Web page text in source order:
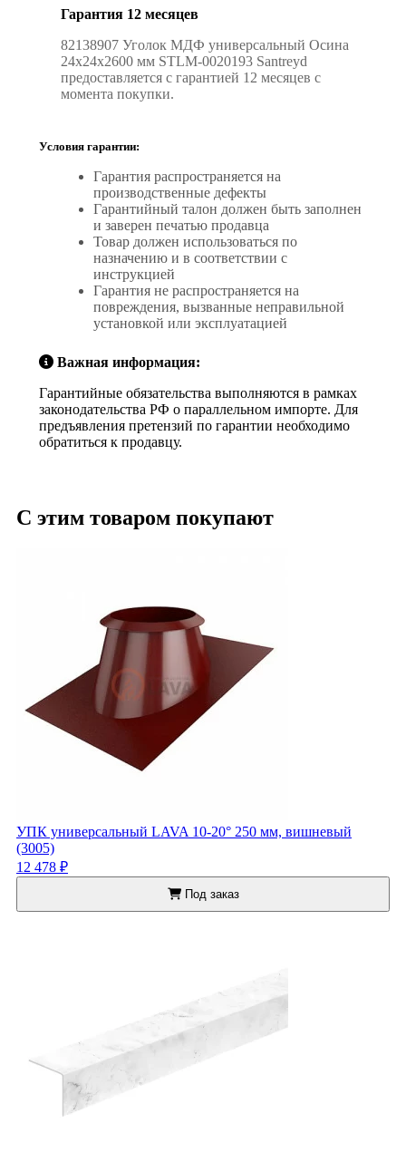
Гарантия 12 месяцев
82138907 Уголок МДФ универсальный Осина
24x24x2600 мм STLM-0020193 Santreyd
предоставляется с гарантией 12 месяцев с
момента покупки.
Условия гарантии:
Гарантия распространяется на
производственные дефекты
Гарантийный талон должен быть заполнен
и заверен печатью продавца
Товар должен использоваться по
назначению и в соответствии с
инструкцией
Гарантия не распространяется на
повреждения, вызванные неправильной
установкой или эксплуатацией
Важная информация:
Гарантийные обязательства выполняются в рамках
законодательства РФ о параллельном импорте. Для
предъявления претензий по гарантии необходимо
обратиться к продавцу.
С этим товаром покупают
УПК универсальный LAVA 10-20° 250 мм, вишневый
(3005)
12 478 ₽
Под заказ